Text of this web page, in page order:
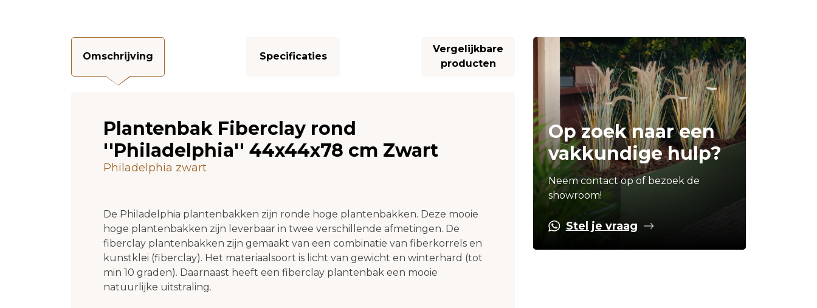
Omschrijving Specificaties
Vergelijkbare
producten
Plantenbak Fiberclay rond
''Philadelphia'' 44x44x78 cm Zwart
Philadelphia zwart
De Philadelphia plantenbakken zijn ronde hoge plantenbakken. Deze mooie
hoge plantenbakken zijn leverbaar in twee verschillende afmetingen. De
fiberclay plantenbakken zijn gemaakt van een combinatie van fiberkorrels en
kunstklei (fiberclay). Het materiaalsoort is licht van gewicht en winterhard (tot
min 10 graden). Daarnaast heeft een fiberclay plantenbak een mooie
natuurlijke uitstraling.
Op zoek naar een
vakkundige hulp?
Neem contact op of bezoek de
showroom!
Stel je vraag